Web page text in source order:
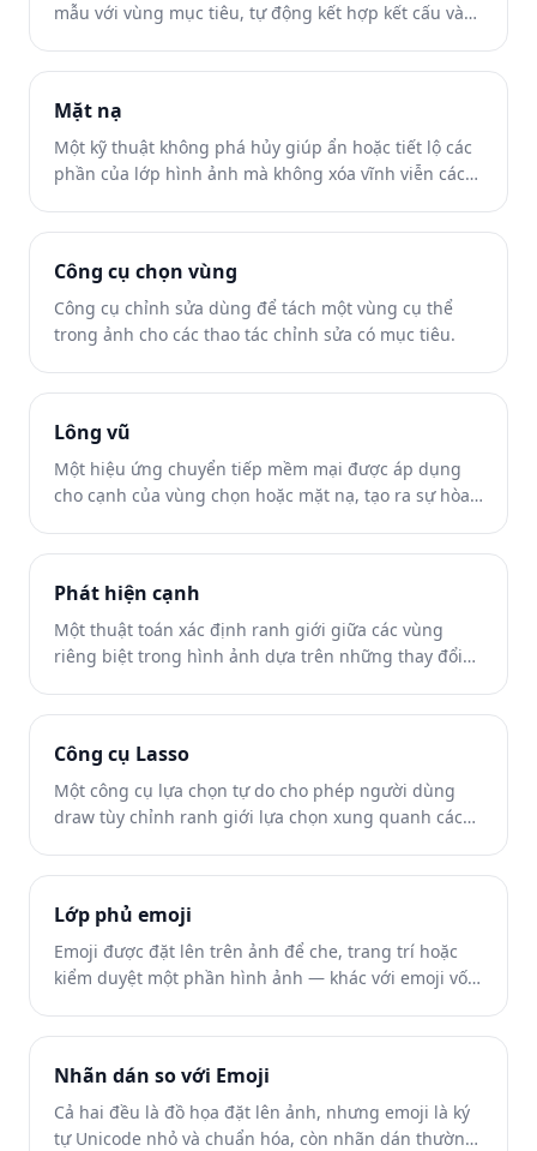
mẫu với vùng mục tiêu, tự động kết hợp kết cấu và
Mặt nạ
Một kỹ thuật không phá hủy giúp ẩn hoặc tiết lộ các
phần của lớp hình ảnh mà không xóa vĩnh viễn các
Công cụ chọn vùng
Công cụ chỉnh sửa dùng để tách một vùng cụ thể
trong ảnh cho các thao tác chỉnh sửa có mục tiêu.
Lông vũ
Một hiệu ứng chuyển tiếp mềm mại được áp dụng
cho cạnh của vùng chọn hoặc mặt nạ, tạo ra sự hòa
được chọn.
Phát hiện cạnh
Một thuật toán xác định ranh giới giữa các vùng
riêng biệt trong hình ảnh dựa trên những thay đổi
Công cụ Lasso
Một công cụ lựa chọn tự do cho phép người dùng
draw tùy chỉnh ranh giới lựa chọn xung quanh các
Lớp phủ emoji
Emoji được đặt lên trên ảnh để che, trang trí hoặc
kiểm duyệt một phần hình ảnh — khác với emoji vốn
Nhãn dán so với Emoji
Cả hai đều là đồ họa đặt lên ảnh, nhưng emoji là ký
tự Unicode nhỏ và chuẩn hóa, còn nhãn dán thường